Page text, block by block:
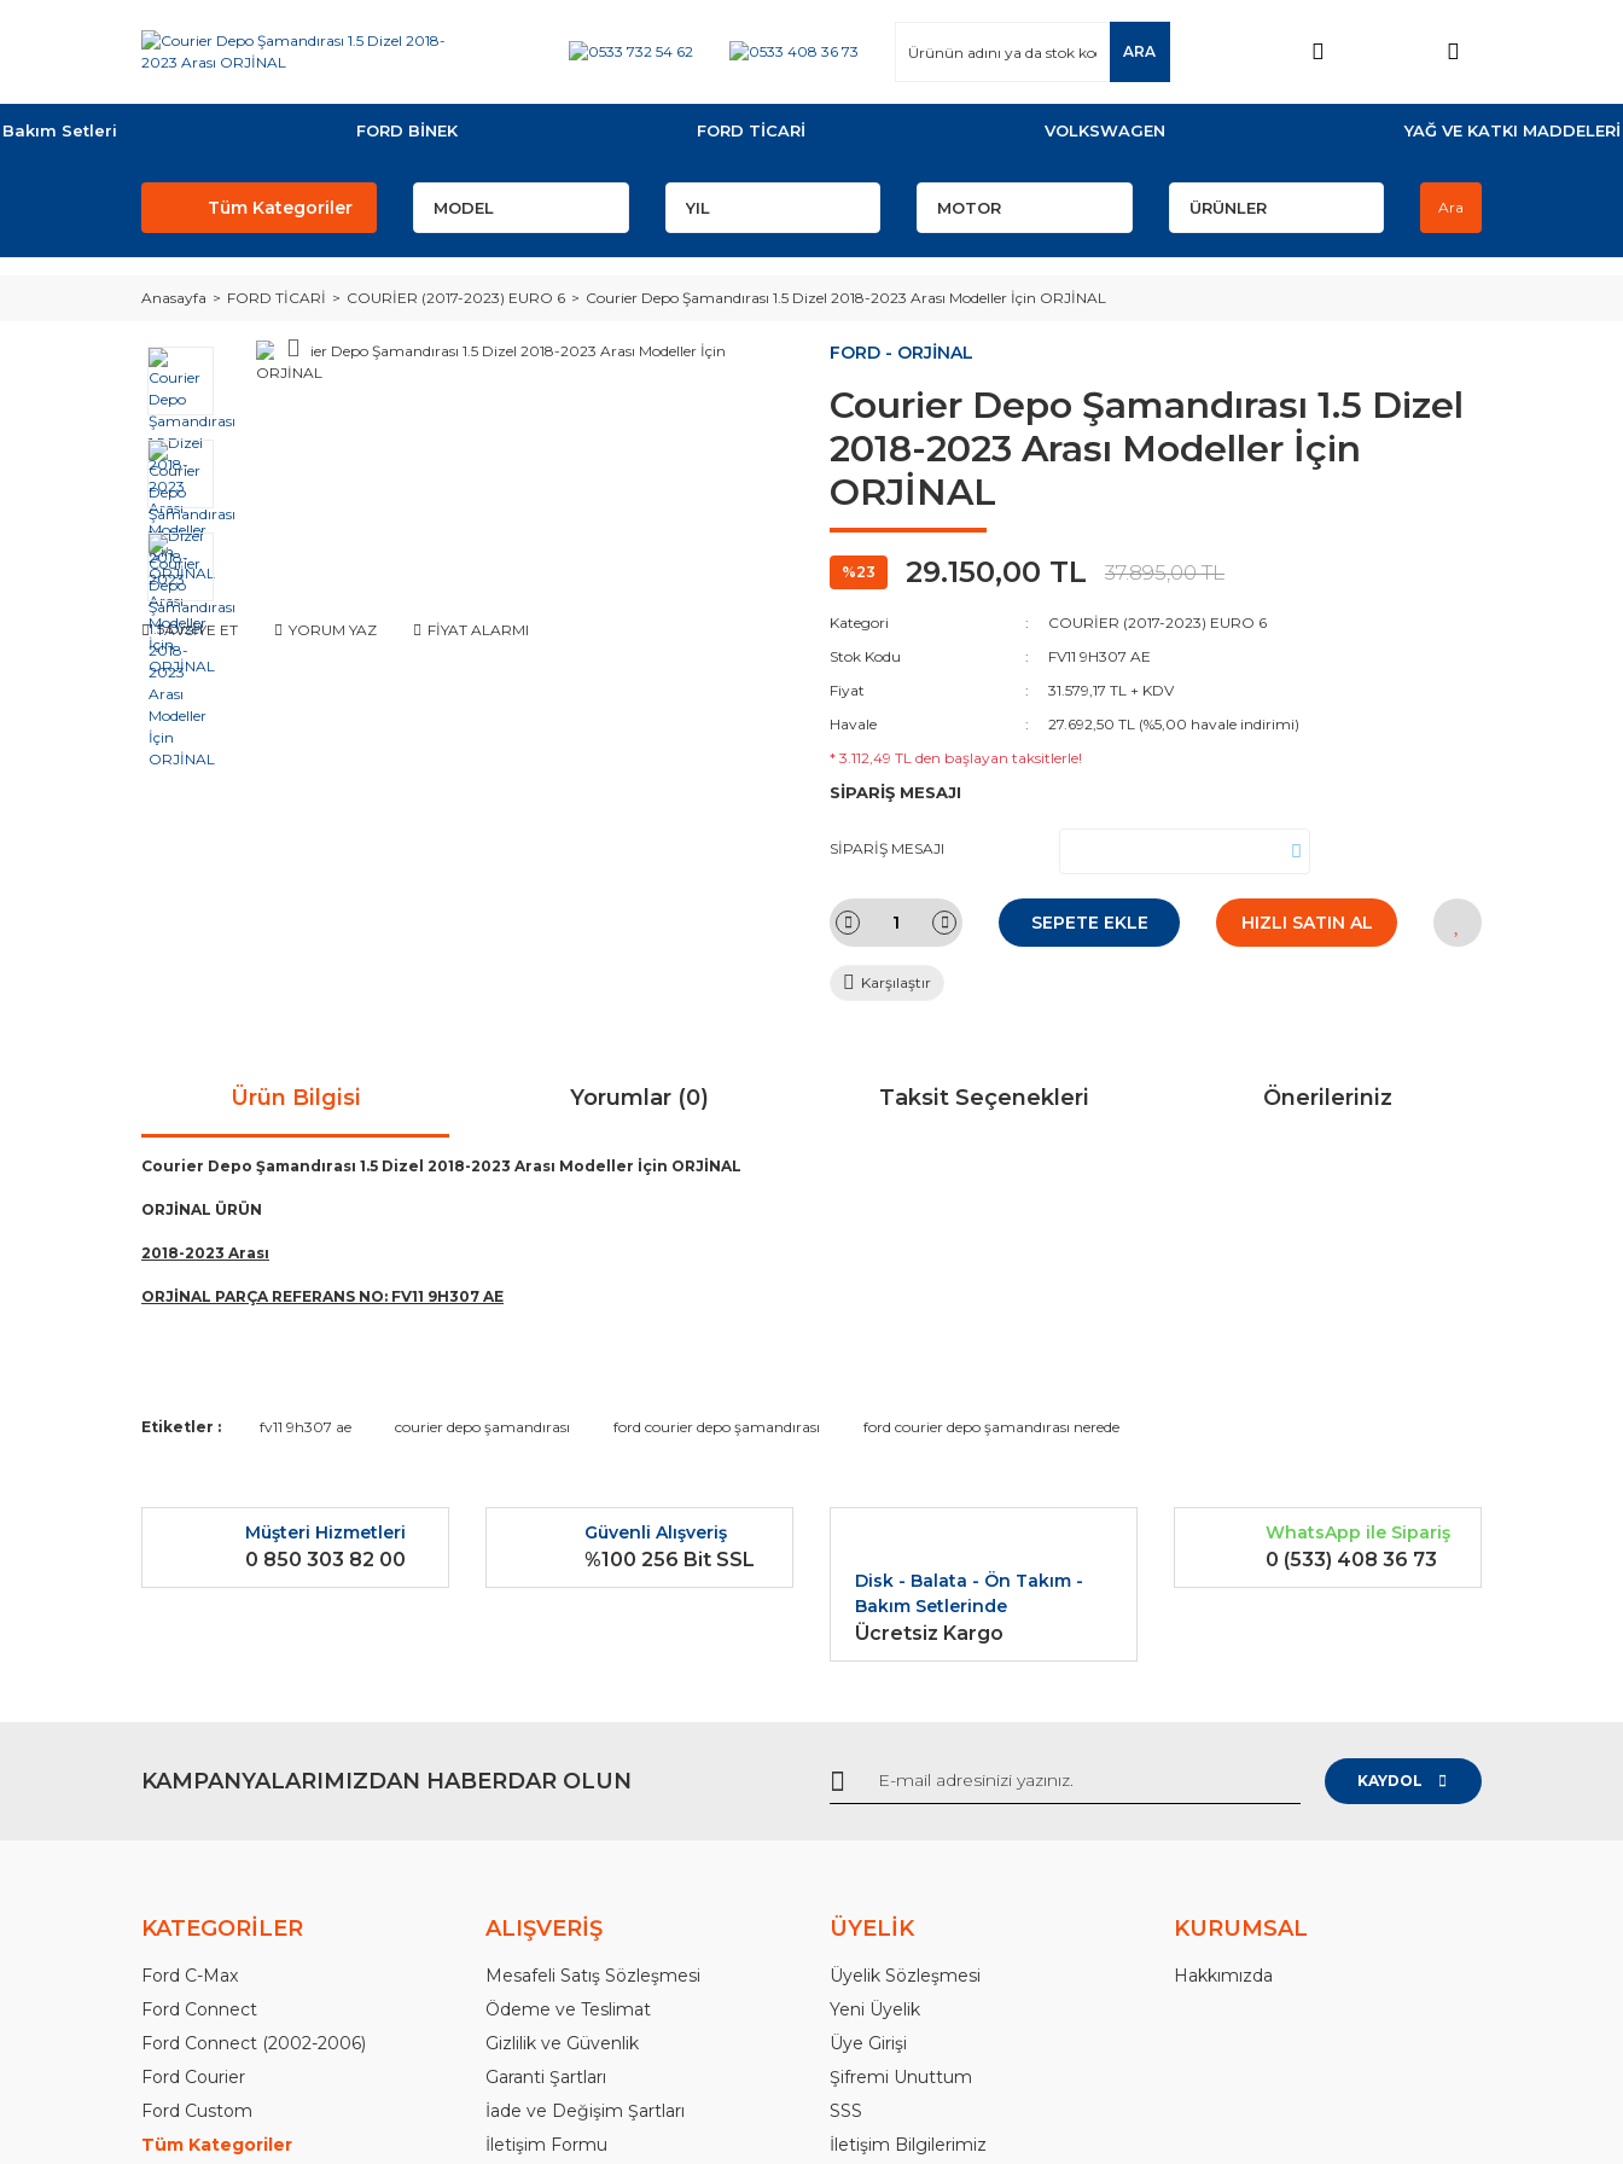
ARA
Bakım Setleri FORD BİNEK FORD TİCARİ VOLKSWAGEN YAĞ VE KATKI MADDELERİ
Tüm Kategoriler Ara
Anasayfa FORD TİCARİ COURİER (2017-2023) EURO 6 Courier Depo Şamandırası 1.5 Dizel 2018-2023 Arası Modeller İçin ORJİNAL
TAVSİYE ET YORUM YAZ FİYAT ALARMI
FORD - ORJİNAL
Courier Depo Şamandırası 1.5 Dizel
2018-2023 Arası Modeller İçin
ORJİNAL
%23 29.150,00 TL 37.895,00 TL
Kategori
COURİER (2017-2023) EURO 6
Stok Kodu
FV11 9H307 AE
Fiyat
31.579,17 TL + KDV
Havale
27.692,50 TL (%5,00 havale indirimi)
* 3.112,49 TL den başlayan taksitlerle!
SİPARİŞ MESAJI
SİPARİŞ MESAJI
SEPETE EKLE HIZLI SATIN AL
Karşılaştır
Ürün Bilgisi Yorumlar (0) Taksit Seçenekleri Önerileriniz
Courier Depo Şamandırası 1.5 Dizel 2018-2023 Arası Modeller İçin ORJİNAL
ORJİNAL ÜRÜN
2018-2023 Arası
ORJİNAL PARÇA REFERANS NO: FV11 9H307 AE
Bu ürünün fiyat bilgisi, resim, ürün açıklamalarında ve diğer konularda yetersiz gördüğünüz noktaları öneri formunu kullanarak tarafımıza iletebilirsiniz.
Ürün resmi kalitesiz, bozuk veya görüntülenemiyor.
Ürün açıklamasında eksik bilgiler bulunuyor.
Gönder
Etiketler : fv11 9h307 ae courier depo şamandırası ford courier depo şamandırası ford courier depo şamandırası nerede
Müşteri Hizmetleri
0 850 303 82 00
Güvenli Alışveriş
%100 256 Bit SSL
Disk - Balata - Ön Takım -
Bakım Setlerinde
Ücretsiz Kargo
WhatsApp ile Sipariş
0 (533) 408 36 73
KAMPANYALARIMIZDAN HABERDAR OLUN KAYDOL
KATEGORİLER
Ford C-Max
Ford Connect
Ford Connect (2002-2006)
Ford Courier
Ford Custom
Tüm Kategoriler
ALIŞVERİŞ
Mesafeli Satış Sözleşmesi
Ödeme ve Teslimat
Gizlilik ve Güvenlik
Garanti Şartları
İade ve Değişim Şartları
İletişim Formu
ÜYELİK
Üyelik Sözleşmesi
Yeni Üyelik
Üye Girişi
Şifremi Unuttum
SSS
İletişim Bilgilerimiz
KURUMSAL
Hakkımızda